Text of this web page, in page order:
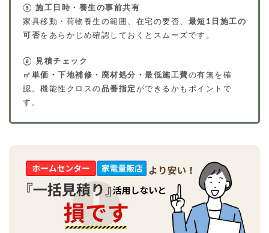
⑤ 施工日時・養生の事前共有
家具移動・荷物養生の範囲、在宅の要否、 最短1日施工の
可否をあらかじめ確認しておくとスムーズです。
⑥ 見積チェック
㎡単価・下地補修・廃材処分・最低施工費の有無を確
認。機能性クロスの品番指定 ができるかもポイントで
す。